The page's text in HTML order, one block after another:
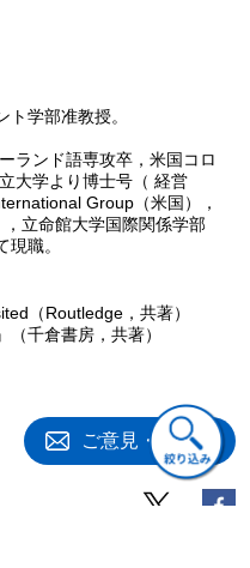
ない声
時代に「労使協調」を問い
学部准教授。
ランド語専攻卒，米国コロ
大学より博士号（ 経営
Group（米国），
立命館大学国際関係学部
職。
（Routledge，共著）
（千倉書房，共著）
ご意見・ご質問